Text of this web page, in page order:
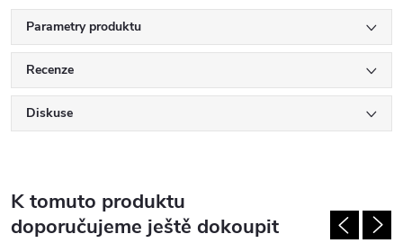
Parametry produktu
Recenze
Diskuse
K tomuto produktu
doporučujeme ještě dokoupit